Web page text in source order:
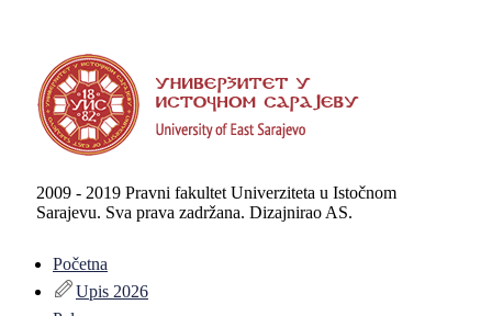
2009 - 2019 Pravni fakultet Univerziteta u Istočnom
Sarajevu. Sva prava zadržana. Dizajnirao AS.
Početna
Upis 2026